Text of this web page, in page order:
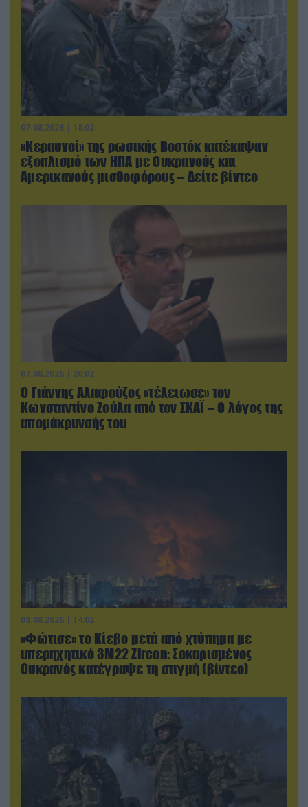
07.08.2026 | 18:02
«Κεραυνοί» της ρωσικής Βοστόκ κατέκαψαν
εξοπλισμό των ΗΠΑ με Ουκρανούς και
Αμερικανούς μισθοφόρους – Δείτε βίντεο
07.08.2026 | 20:02
Ο Γιάννης Αλαφούζος «τέλειωσε» τον
Κωνσταντίνο Ζούλα από τον ΣΚΑΪ – Ο λόγος της
απομάκρυνσής του
08.08.2026 | 14:02
«Φώτισε» το Κίεβο μετά από χτύπημα με
υπερηχητικό 3M22 Zircon: Σοκαρισμένος
Ουκρανός κατέγραψε τη στιγμή (βίντεο)